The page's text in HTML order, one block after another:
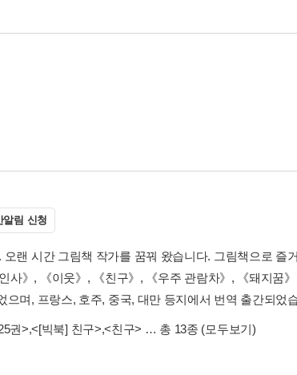
알림 신청
랜 시간 그림책 작가를 꿈꿔 왔습니다. 그림책으로 즐
사》, 《이웃》, 《친구》, 《우주 관람차》, 《돼지꿈
며, 프랑스, 호주, 중국, 대만 등지에서 번역 출간되었
권>,<[빅북] 친구>,<친구> … 총 13종 (모두보기)